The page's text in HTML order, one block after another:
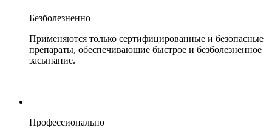
Безболезненно
Применяются только сертифицированные и безопасные
препараты, обеспечивающие быстрое и безболезненное
засыпание.
Профессионально